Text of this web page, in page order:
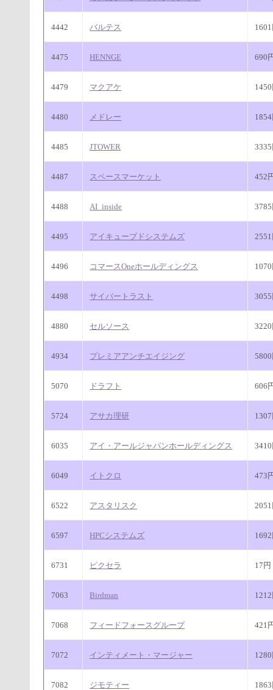
4442 バルテス 1601
4475 HENNGE 690
4479 マクアケ 1450
4480 メドレー 1854
4485 JTOWER 3335
4487 スペースマーケット 452
4488 AI_inside 3785
4495 アイキューブドシステムズ 2551
4496 コマースOneホールディングス 1070
4498 サイバートラスト 3055
4880 セルソース 3220
4934 プレミアアンチエイジング 5800
5070 ドラフト 606
5724 アサカ理研 1307
6035 アイ・アールジャパンホールディングス 3410
6049 イトクロ 473
6522 アスタリスク 2051
6597 HPCシステムズ 1692
6731 ピクセラ 17円
7063 Birdman 1212
7068 フィードフォースグループ 421
7072 インティメート・マージャー 1280
7082 ジモティー 1863